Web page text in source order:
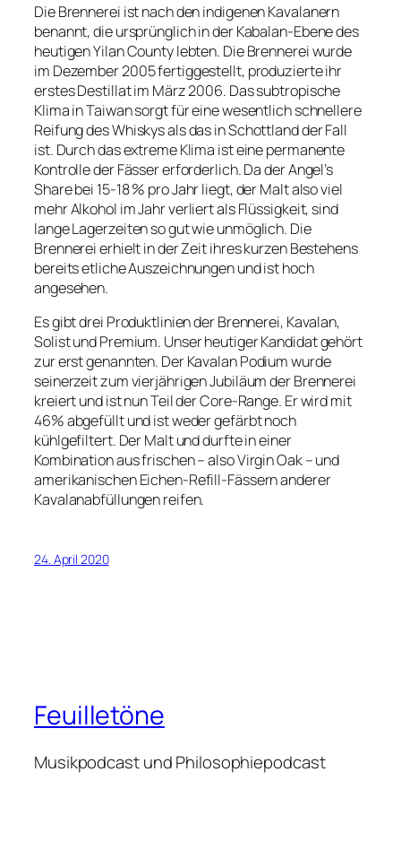
Die Brennerei ist nach den indigenen Kavalanern
benannt, die ursprünglich in der Kabalan-Ebene des
heutigen Yilan County lebten. Die Brennerei wurde
im Dezember 2005 fertiggestellt, produzierte ihr
erstes Destillat im März 2006. Das subtropische
Klima in Taiwan sorgt für eine wesentlich schnellere
Reifung des Whiskys als das in Schottland der Fall
ist. Durch das extreme Klima ist eine permanente
Kontrolle der Fässer erforderlich. Da der Angel’s
Share bei 15-18 % pro Jahr liegt, der Malt also viel
mehr Alkohol im Jahr verliert als Flüssigkeit, sind
lange Lagerzeiten so gut wie unmöglich. Die
Brennerei erhielt in der Zeit ihres kurzen Bestehens
bereits etliche Auszeichnungen und ist hoch
angesehen.
Es gibt drei Produktlinien der Brennerei, Kavalan,
Solist und Premium. Unser heutiger Kandidat gehört
zur erst genannten. Der Kavalan Podium wurde
seinerzeit zum vierjährigen Jubiläum der Brennerei
kreiert und ist nun Teil der Core-Range. Er wird mit
46% abgefüllt und ist weder gefärbt noch
kühlgefiltert. Der Malt und durfte in einer
Kombination aus frischen – also Virgin Oak – und
amerikanischen Eichen-Refill-Fässern anderer
Kavalanabfüllungen reifen.
24. April 2020
Feuilletöne
Musikpodcast und Philosophiepodcast